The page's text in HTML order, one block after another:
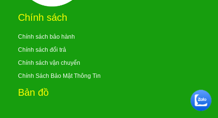
Chính sách
Chính sách bảo hành
Chính sách đổi trả
Chính sách vận chuyển
Chính Sách Bảo Mật Thông Tin
Bản đồ